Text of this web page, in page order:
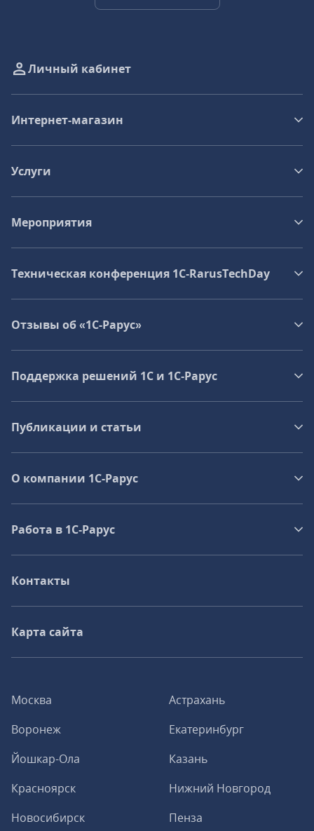
Москва
Астрахань
Воронеж
Екатеринбург
Йошкар-Ола
Казань
Красноярск
Нижний Новгород
Новосибирск
Пенза
Личный кабинет
Интернет-магазин
Услуги
Мероприятия
Техническая конференция 1C‑RarusTechDay
Отзывы об «1С-Рарус»
Поддержка решений 1С и 1С‑Рарус
Публикации и статьи
О компании 1C-Рарус
Работа в 1С‑Рарус
Контакты
Карта сайта